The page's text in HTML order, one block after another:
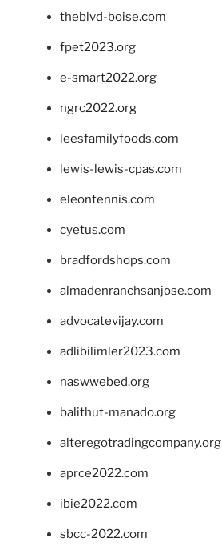
theblvd-boise.com
fpet2023.org
e-smart2022.org
ngrc2022.org
leesfamilyfoods.com
lewis-lewis-cpas.com
eleontennis.com
cyetus.com
bradfordshops.com
almadenranchsanjose.com
advocatevijay.com
adlibilimler2023.com
naswwebed.org
balithut-manado.org
alteregotradingcompany.org
aprce2022.com
ibie2022.com
sbcc-2022.com